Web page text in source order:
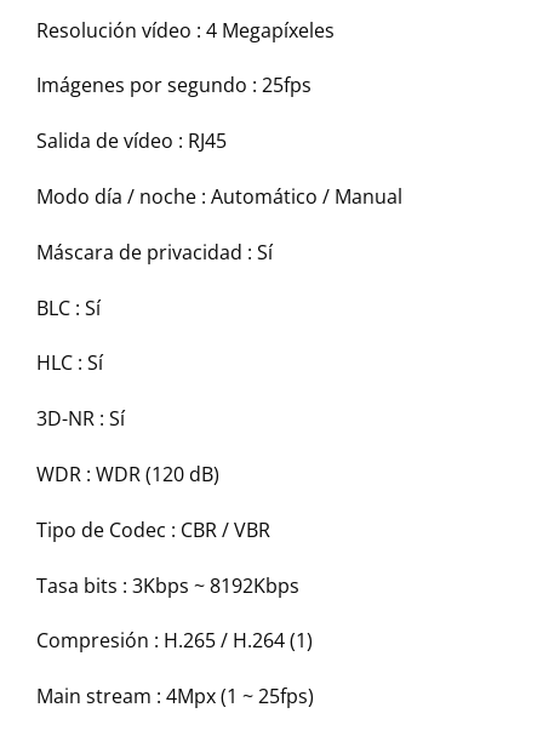
Resolución vídeo : 4 Megapíxeles
Imágenes por segundo : 25fps
Salida de vídeo : RJ45
Modo día / noche : Automático / Manual
Máscara de privacidad : Sí
BLC : Sí
HLC : Sí
3D-NR : Sí
WDR : WDR (120 dB)
Tipo de Codec : CBR / VBR
Tasa bits : 3Kbps ~ 8192Kbps
Compresión : H.265 / H.264 (1)
Main stream : 4Mpx (1 ~ 25fps)